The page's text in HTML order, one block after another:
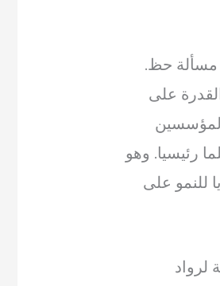
مسألة حظ.
على
رئيسيا. وهو
للنمو على
لرواد